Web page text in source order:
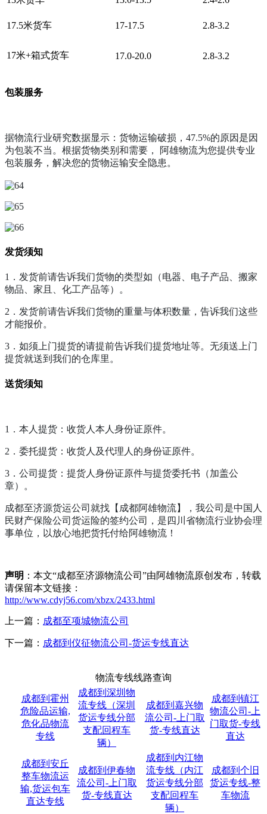
17.5米货车 17-17.5 2.8-3.2
17米+箱式货车 17.0-20.0 2.8-3.2
包装服务
据物流行业研究数据显示：货物运输破损，47.5%的原因是因
为包装不当。根据货物类别和需要， 阿雄物流为您提供专业
包装服务，解决您的货物运输安全隐患。
发货须知
1．发货前请告诉我们货物的类型如（电器、电子产品、搬家
物品、家且、化工产品等）。
2．发货前请告诉我们货物的重量与体积数量，告诉我们这些
才能报价。
3．如须上门提货的请提前告诉我们提货地址等。无须送上门
提货就送到我们的仓库里。
送货须知
1．本人提货：收货人本人身份证原件。
2．委托提货：收货人及代理人的身份证原件。
3．公司提货：提货人身份证原件与提货委托书（加盖公
章）。
成都至济源货运公司就找【成都阿雄物流】，我公司是中国人
民财产保险公司货运险的签约公司，是四川省物流行业协会理
事单位，以放心地把货托付给阿雄物流！
声明 ：本文“成都至济源物流公司”由阿雄物流原创发布，转载
请保留本文链接：
http://www.cdyj56.com/xbzx/2433.html
上一篇： 成都至项城物流公司
下一篇： 成都到仪征物流公司-货运专线直达
物流专线线路查询
成都到霍州
危险品运输,
危化品物流
专线
成都到深圳物
流专线（深圳
货运专线分部
支配回程车
辆）
成都到嘉兴物
流公司-上门取
货-专线直达
成都到镇江
物流公司-上
门取货-专线
直达
成都到安丘
整车物流运
输,货运包车
直达专线
成都到伊春物
流公司-上门取
货-专线直达
成都到内江物
流专线（内江
货运专线分部
支配回程车
辆）
成都到个旧
货运专线-整
车物流